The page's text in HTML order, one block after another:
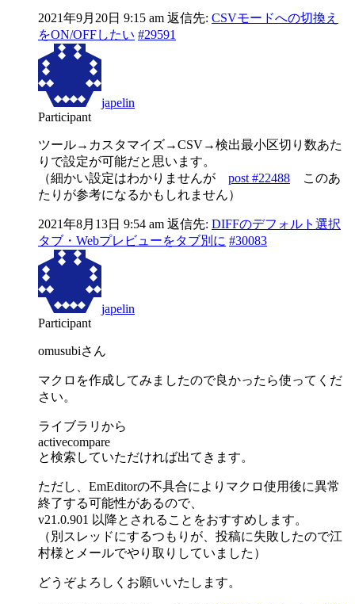
2021年9月20日 9:15 am 返信先: CSVモードへの切換え
をON/OFFしたい #29591
japelin
Participant
ツール→カスタマイズ→CSV→検出最小区切り数あた
りで設定が可能だと思います。
（細かい設定はわかりませんが post #22488 このあ
たりが参考になるかもしれません）
2021年8月13日 9:54 am 返信先: DIFFのデフォルト選択
タブ・Webプレビューをタブ別に #30083
japelin
Participant
omusubiさん
マクロを作成してみましたので良かったら使ってくだ
さい。
ライブラリから
activecompare
と検索していただければ出てきます。
ただし、EmEditorの不具合によりマクロ使用後に異常
終了する可能性があるので、
v21.0.901 以降とされることをおすすめします。
（別スレッドにするつもりが、投稿に失敗したので江
村様とメールでやり取りしていました）
どうぞよろしくお願いいたします。